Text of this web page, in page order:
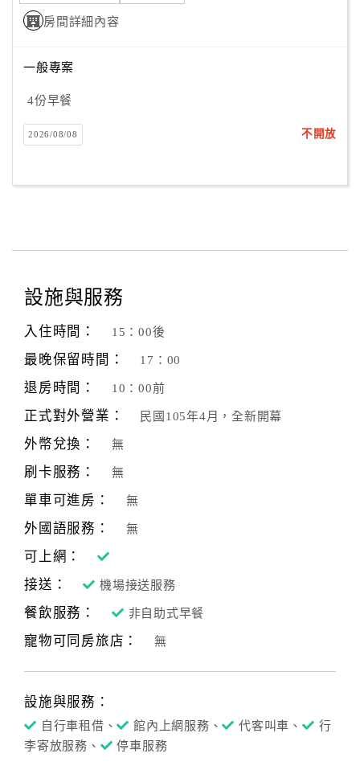
利
查
訂
房
Q&A
請
款
據
作
提
店
合
作
合
房間詳細內容
一般專案
4份早餐
2026/08/08 不開放
設施與服務
入住時間： 15：00後
最晚保留時間： 17：00
退房時間： 10：00前
正式對外營業： 民國105年4月，全新開幕
外幣兌換： 無
刷卡服務： 無
單車可進房： 無
外國語服務： 無
可上網：
接送：
機場接送服務
餐飲服務： 非自助式早餐
寵物可同房旅店： 無
設施與服務：
自行車租借、 館內上網服務、 代客叫車、
行
李寄放服務、
停車服務